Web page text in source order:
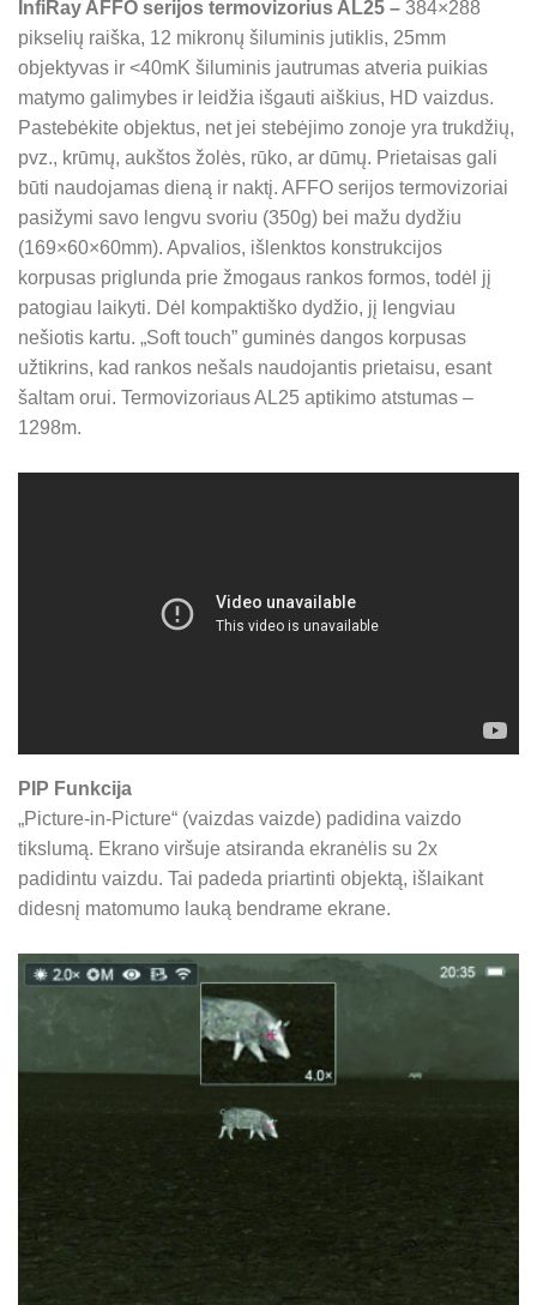
InfiRay AFFO serijos termovizorius AL25 – 384×288
pikselių raiška, 12 mikronų šiluminis jutiklis, 25mm
objektyvas ir <40mK šiluminis jautrumas atveria puikias
matymo galimybes ir leidžia išgauti aiškius, HD vaizdus.
Pastebėkite objektus, net jei stebėjimo zonoje yra trukdžių,
pvz., krūmų, aukštos žolės, rūko, ar dūmų. Prietaisas gali
būti naudojamas dieną ir naktį. AFFO serijos termovizoriai
pasižymi savo lengvu svoriu (350g) bei mažu dydžiu
(169×60×60mm). Apvalios, išlenktos konstrukcijos
korpusas priglunda prie žmogaus rankos formos, todėl jį
patogiau laikyti. Dėl kompaktiško dydžio, jį lengviau
nešiotis kartu. „Soft touch” guminės dangos korpusas
užtikrins, kad rankos nešals naudojantis prietaisu, esant
šaltam orui. Termovizoriaus AL25 aptikimo atstumas –
1298m.
PIP Funkcija
„Picture-in-Picture“ (vaizdas vaizde) padidina vaizdo
tikslumą. Ekrano viršuje atsiranda ekranėlis su 2x
padidintu vaizdu. Tai padeda priartinti objektą, išlaikant
didesnį matomumo lauką bendrame ekrane.